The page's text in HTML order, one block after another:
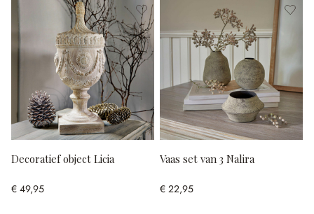
Decoratief object Licia
€ 49,95
Vaas set van 3 Nalira
€ 22,95